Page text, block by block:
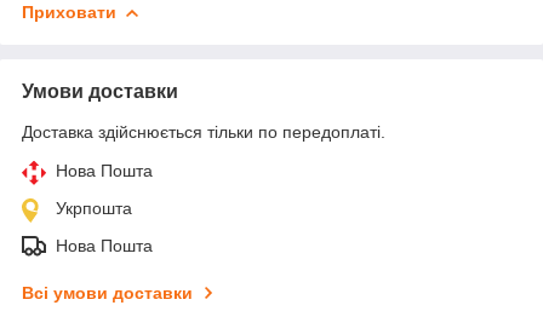
Приховати
Умови доставки
Доставка здійснюється тільки по передоплаті.
Нова Пошта
Укрпошта
Нова Пошта
Всі умови доставки